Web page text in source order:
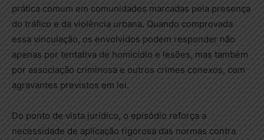
prática comum em comunidades marcadas pela presença
do tráfico e da violência urbana. Quando comprovada
essa vinculação, os envolvidos podem responder não
apenas por tentativa de homicídio e lesões, mas também
por associação criminosa e outros crimes conexos, com
agravantes previstos em lei.
Do ponto de vista jurídico, o episódio reforça a
necessidade de aplicação rigorosa das normas contra